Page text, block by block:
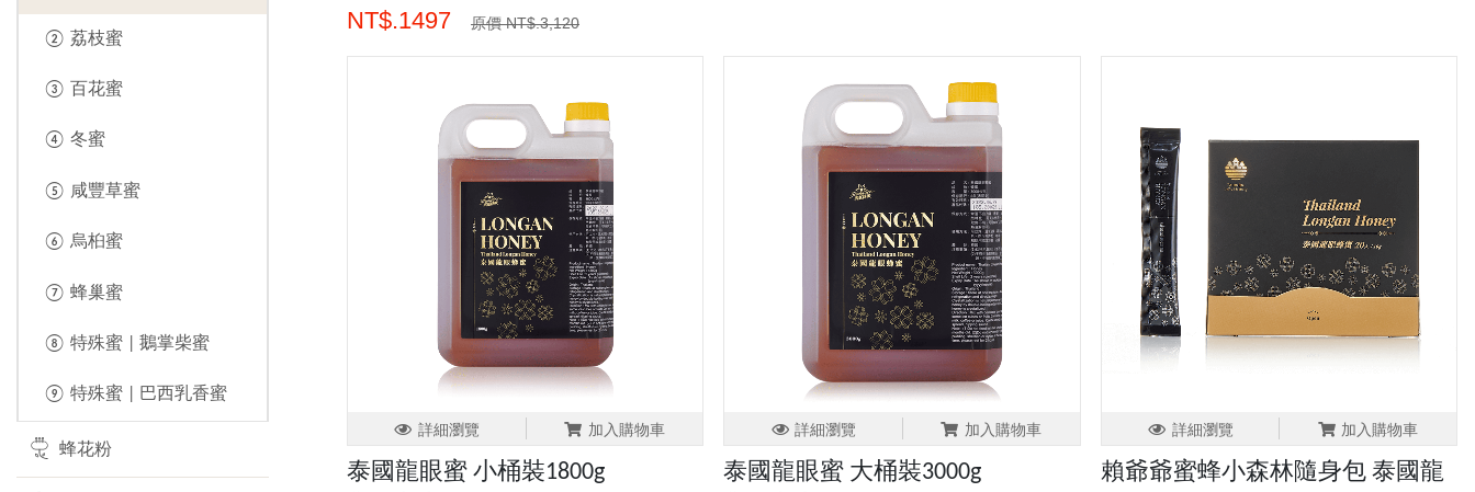
② 荔枝蜜
③ 百花蜜
④ 冬蜜
⑤ 咸豐草蜜
⑥ 烏桕蜜
⑦ 蜂巢蜜
⑧ 特殊蜜 | 鵝掌柴蜜
⑨ 特殊蜜 | 巴西乳香蜜
蜂花粉
NT$.1497 原價 NT$.3,120
詳細瀏覽 加入購物車
泰國龍眼蜜 小桶裝1800g
詳細瀏覽 加入購物車
泰國龍眼蜜 大桶裝3000g
詳細瀏覽 加入購物車
賴爺爺蜜蜂小森林隨身包 泰國龍